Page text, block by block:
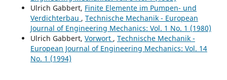
Ulrich Gabbert, Finite Elemente im Pumpen- und
Verdichterbau , Technische Mechanik - European
Journal of Engineering Mechanics: Vol. 1 No. 1 (1980)
Ulrich Gabbert, Vorwort , Technische Mechanik -
European Journal of Engineering Mechanics: Vol. 14
No. 1 (1994)